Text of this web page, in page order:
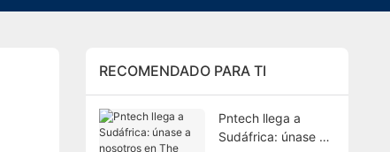
RECOMENDADO PARA TI
Pntech llega a
Sudáfrica: únase a